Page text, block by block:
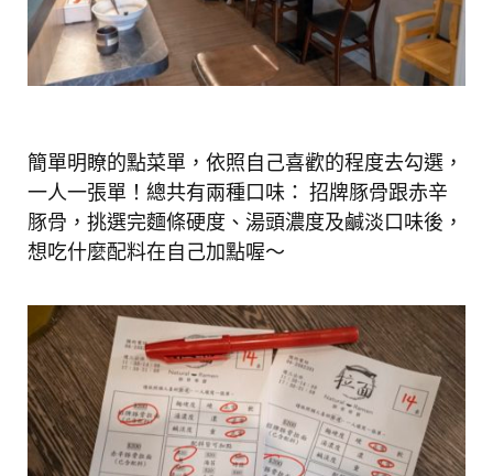
簡單明瞭的點菜單，依照自己喜歡的程度去勾選，
一人一張單！總共有兩種口味： 招牌豚骨跟赤辛
豚骨，挑選完麵條硬度、湯頭濃度及鹹淡口味後，
想吃什麼配料在自己加點喔～